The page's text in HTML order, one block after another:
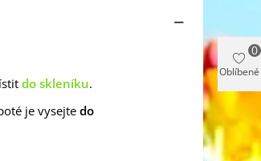
do skleníku.
je vysejtedo
Oblíbené
0